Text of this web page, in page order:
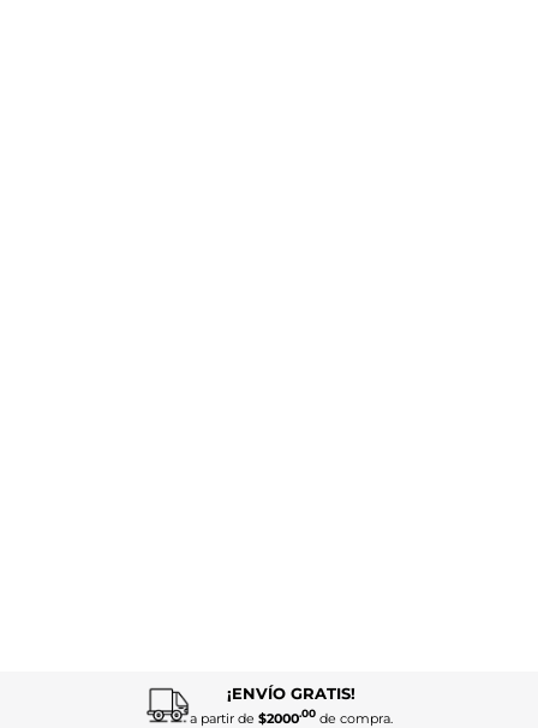
¡ENVÍO GRATIS!
a partir de $2000.00de compra.